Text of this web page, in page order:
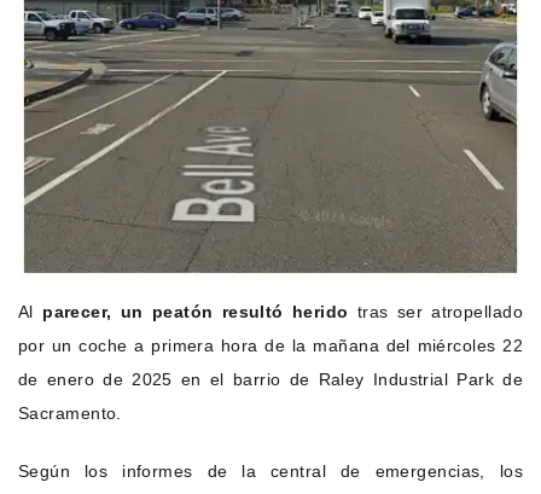
Al parecer, un peatón resultó herido tras ser atropellado
por un coche a primera hora de la mañana del miércoles 22
de enero de 2025 en el barrio de Raley Industrial Park de
Sacramento.
Según los informes de la central de emergencias, los